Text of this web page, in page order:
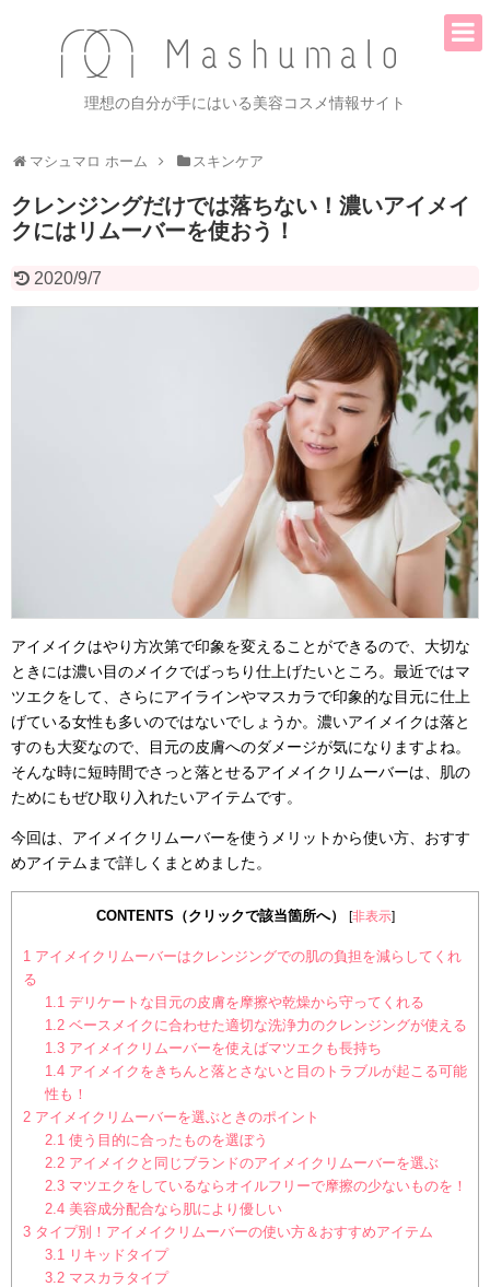
理想の自分が手にはいる美容コスメ情報サイト
マシュマロ ホーム スキンケア
クレンジングだけでは落ちない！濃いアイメイ
クにはリムーバーを使おう！
2020/9/7
アイメイクはやり方次第で印象を変えることができるので、大切な
ときには濃い目のメイクでばっちり仕上げたいところ。最近ではマ
ツエクをして、さらにアイラインやマスカラで印象的な目元に仕上
げている女性も多いのではないでしょうか。濃いアイメイクは落と
すのも大変なので、目元の皮膚へのダメージが気になりますよね。
そんな時に短時間でさっと落とせるアイメイクリムーバーは、肌の
ためにもぜひ取り入れたいアイテムです。
今回は、アイメイクリムーバーを使うメリットから使い方、おすす
めアイテムまで詳しくまとめました。
CONTENTS（クリックで該当箇所へ） [非表示]
1 アイメイクリムーバーはクレンジングでの肌の負担を減らしてくれ
る
1.1 デリケートな目元の皮膚を摩擦や乾燥から守ってくれる
1.2ベースメイクに合わせた適切な洗浄力のクレンジングが使える
1.3アイメイクリムーバーを使えばマツエクも長持ち
1.4アイメイクをきちんと落とさないと目のトラブルが起こる可能
性も！
2 アイメイクリムーバーを選ぶときのポイント
2.1 使う目的に合ったものを選ぼう
2.2アイメイクと同じブランドのアイメイクリムーバーを選ぶ
2.3マツエクをしているならオイルフリーで摩擦の少ないものを！
2.4美容成分配合なら肌により優しい
3 タイプ別！アイメイクリムーバーの使い方＆おすすめアイテム
3.1 リキッドタイプ
3.2マスカラタイプ